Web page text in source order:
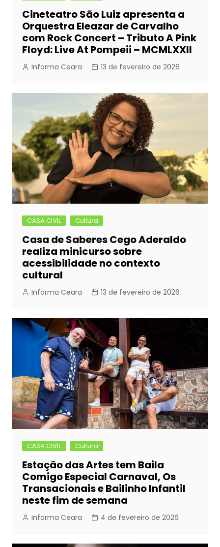
Cineteatro São Luiz apresenta a
Orquestra Eleazar de Carvalho
com Rock Concert – Tributo A Pink
Floyd: Live At Pompeii – MCMLXXII
Informa Ceara 13 de fevereiro de 2026
CASA CIVIL Cultura
Casa de Saberes Cego Aderaldo
realiza minicurso sobre
acessibilidade no contexto
cultural
Informa Ceara 13 de fevereiro de 2026
CASA CIVIL Cultura
Estação das Artes tem Baila
Comigo Especial Carnaval, Os
Transacionais e Bailinho Infantil
neste fim de semana
Informa Ceara 4 de fevereiro de 2026